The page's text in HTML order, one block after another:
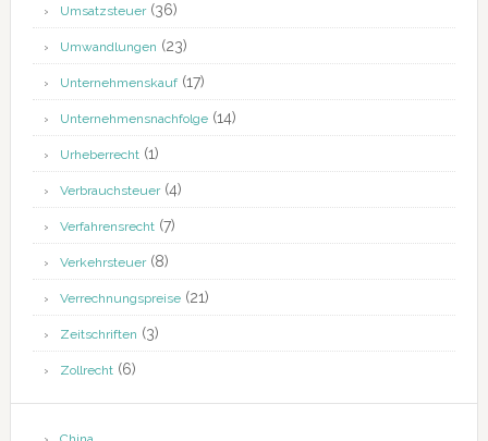
Umsatzsteuer(36)
Umwandlungen (23)
Unternehmenskauf(17)
Unternehmensnachfolge(14)
Urheberrecht(1)
Verbrauchsteuer(4)
Verfahrensrecht(7)
Verkehrsteuer(8)
Verrechnungspreise(21)
Zeitschriften (3)
Zollrecht(6)